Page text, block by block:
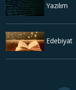
Yazılım
Edebiyat